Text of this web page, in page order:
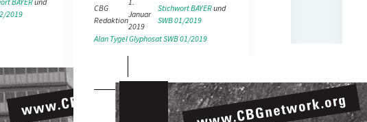
2019
CBG
Redaktion
Januar
2019
Stichwort BAYER
und
SWB 01/2019
Alan TygelGlyphosatSWB 01/2019